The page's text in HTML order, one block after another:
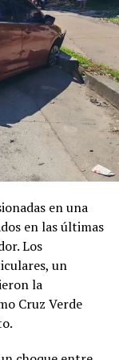
en una
en las últimas
Los
un
la
Cruz Verde